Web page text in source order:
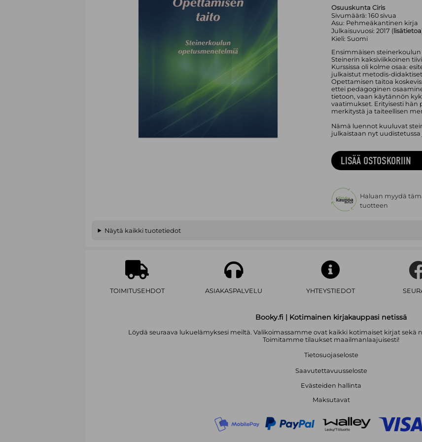
Osuuskunta Ciris
Sivumäärä: 160sivua
Asu: Pehmeäkantinen kirja
Julkaisuvuosi: 2017 (lisätietoa
Kieli: Suomi
Ensimmäisen steinerkoulun
Steinerin kaksiviikkoinen
Kurssissa oli kolme osaa:
julkaistut metodis-
Opettamisen taitoa
ettei pedagoginen
tietoon, vaan käytännön
vaatimukset. Erityisesti hän
merkitystä ja taiteellisen
Nämä luennot kuuluvat
julkaistaan nyt
LISÄÄ OSTOSKORIIN
Haluan myydä
tuotteen
Näytä kaikki tuotetiedot
TOIMITUSEHDOT ASIAKASPALVELU YHTEYSTIEDOT
Booky.fi | Kotimainen kirjakauppasi netissä
Löydä seuraava lukuelämyksesi meiltä. Valikoimassamme ovat kaikki kotimaiset kirjat sekä
Toimitamme tilaukset maailmanlaajuisesti!
Tietosuojaseloste
Saavutettavuusseloste
Evästeiden hallinta
Maksutavat